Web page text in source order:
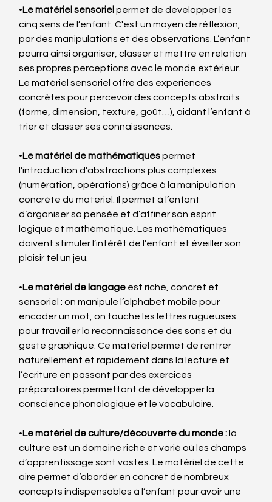
•Le matériel sensoriel permet de développer les
cinq sens de l’enfant. C'est un moyen de réflexion,
par des manipulations et des observations. L’enfant
pourra ainsi organiser, classer et mettre en relation
ses propres perceptions avec le monde extérieur.
Le matériel sensoriel offre des expériences
concrètes pour percevoir des concepts abstraits
(forme, dimension, texture, goût…), aidant l’enfant à
trier et classer ses connaissances.
•Le matériel de mathématiques permet
l’introduction d’abstractions plus complexes
(numération, opérations) grâce à la manipulation
concrète du matériel. Il permet à l’enfant
d’organiser sa pensée et d’affiner son esprit
logique et mathématique. Les mathématiques
doivent stimuler l’intérêt de l’enfant et éveiller son
plaisir tel un jeu.
•Le matériel de langage est riche, concret et
sensoriel : on manipule l’alphabet mobile pour
encoder un mot, on touche les lettres rugueuses
pour travailler la reconnaissance des sons et du
geste graphique. Ce matériel permet de rentrer
naturellement et rapidement dans la lecture et
l’écriture en passant par des exercices
préparatoires permettant de développer la
conscience phonologique et le vocabulaire.
•Le matériel de culture/découverte du monde : la
culture est un domaine riche et varié où les champs
d’apprentissage sont vastes. Le matériel de cette
aire permet d’aborder en concret de nombreux
concepts indispensables à l’enfant pour avoir une